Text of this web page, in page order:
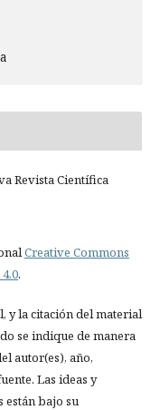
Revista Científica
Creative Commons
.
y la citación del material
se indique de manera
autor(es), año,
Las ideas y
están bajo su